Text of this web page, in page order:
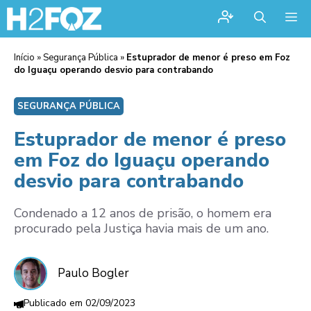
Início »Segurança Pública » Estuprador de menor é preso em Foz
do Iguaçu operando desvio para contrabando
SEGURANÇA PÚBLICA
Estuprador de menor é preso
em Foz do Iguaçu operando
desvio para contrabando
Condenado a 12 anos de prisão, o homem era
procurado pela Justiça havia mais de um ano.
Paulo Bogler
02/09/2023